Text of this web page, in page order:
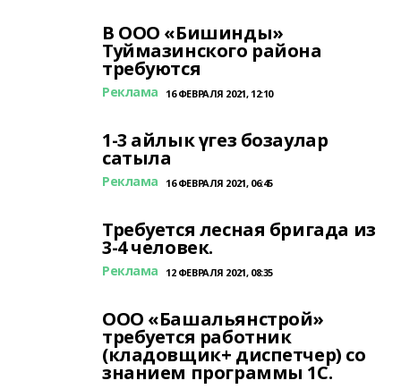
В ООО «Бишинды»
Туймазинского района
требуются
Реклама 16 ФЕВРАЛЯ 2021, 12:10
1-3 айлык үгез бозаулар
сатыла
Реклама 16 ФЕВРАЛЯ 2021, 06:45
Требуется лесная бригада из
3-4 человек.
Реклама 12 ФЕВРАЛЯ 2021, 08:35
ООО «Башальянстрой»
требуется работник
(кладовщик+ диспетчер) со
знанием программы 1С.